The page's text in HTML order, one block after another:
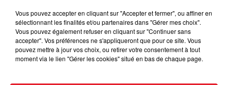
Vous pouvez accepter en cliquant sur "Accepter et fermer", ou affiner en
sélectionnant les finalités et/ou partenaires dans "Gérer mes choix".
Vous pouvez également refuser en cliquant sur "Continuer sans
accepter". Vos préférences ne s'appliqueront que pour ce site. Vous
pouvez mettre à jour vos choix, ou retirer votre consentement à tout
moment via le lien "Gérer les cookies" situé en bas de chaque page.